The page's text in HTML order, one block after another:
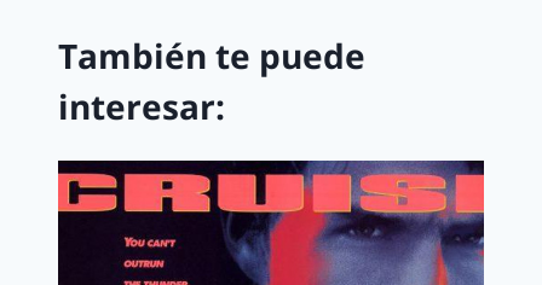
También te puede
interesar: